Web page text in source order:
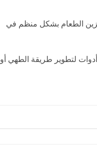
الطعام بشكل منظم في
لتطوير طريقة الطهي أو